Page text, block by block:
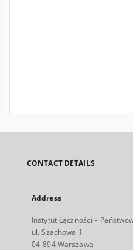
CONTACT DETAILS
Address
Instytut Łączności –
ul. Szachowa 1
04-894 Warszawa